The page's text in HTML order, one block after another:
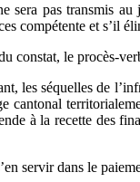
pas transmis
compétente et s’il
constat, le procès-
les séquelles de
cantonal
à la recette des
servir dans le